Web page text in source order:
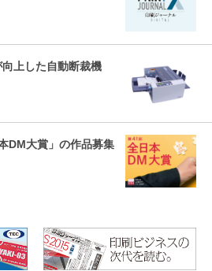
上した自動断裁機
DM大賞」の作品募集